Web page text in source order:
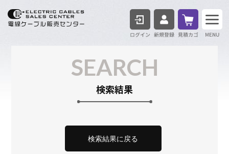
ログイン 見積
SEARCH
検索結果
検索結果に戻る